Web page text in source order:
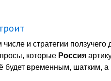
числе и стратегии
которые Россия
будет временным, шатким,